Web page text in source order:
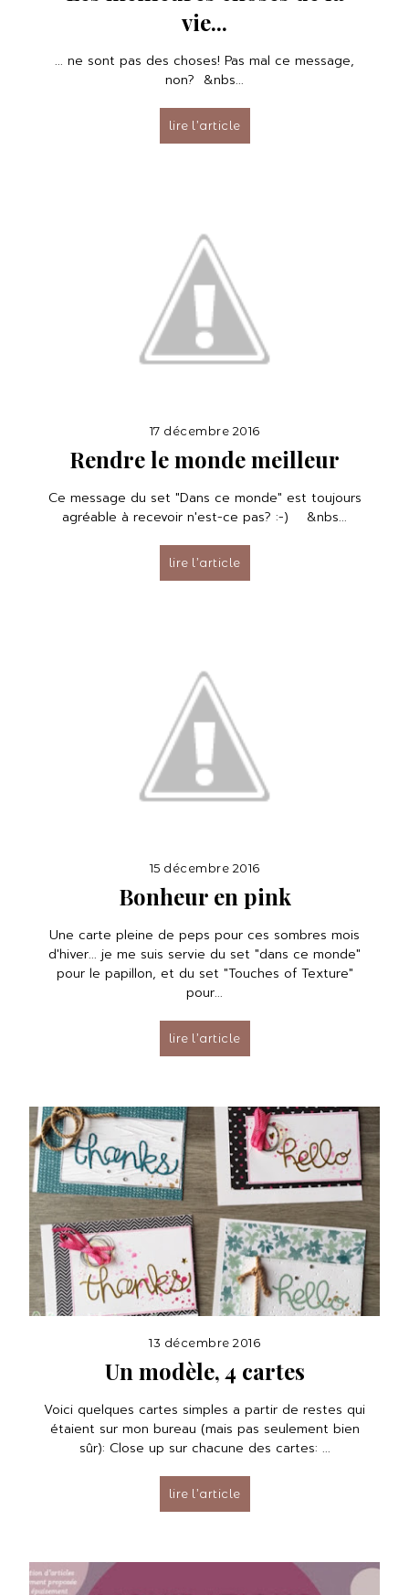
vie...
... ne sont pas des choses! Pas mal ce message,
non? &nbs...
lire l’article
17 décembre 2016
Rendre le monde meilleur
Ce message du set "Dans ce monde" est toujours
agréable à recevoir n'est-ce pas? :-) &nbs...
lire l’article
15 décembre 2016
Bonheur en pink
Une carte pleine de peps pour ces sombres mois
d'hiver... je me suis servie du set "dans ce monde"
pour le papillon, et du set "Touches of Texture"
pour...
lire l’article
13 décembre 2016
Un modèle, 4 cartes
Voici quelques cartes simples a partir de restes qui
étaient sur mon bureau (mais pas seulement bien
sûr): Close up sur chacune des cartes: ...
lire l’article